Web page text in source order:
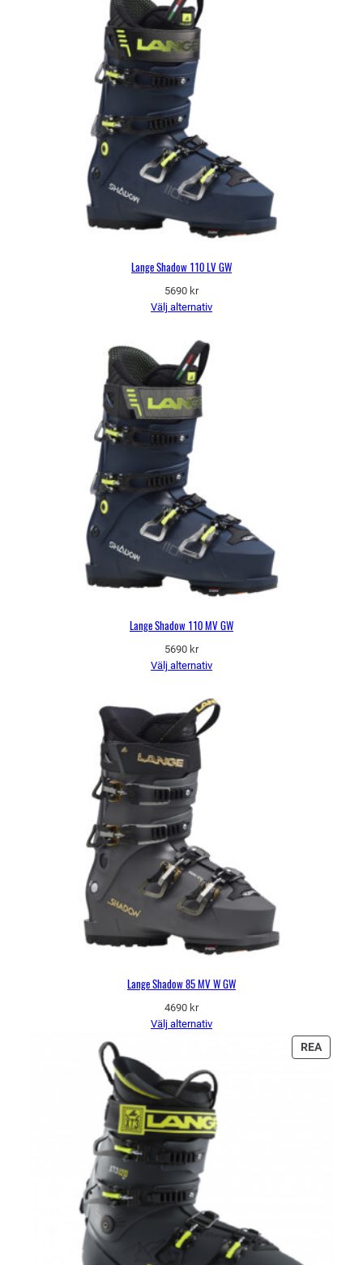
Lange Shadow 110 LV GW
5690 kr
Välj alternativ
Lange Shadow 110 MV GW
5690 kr
Välj alternativ
Lange Shadow 85 MV W GW
4690 kr
Välj alternativ
REA
PÅ